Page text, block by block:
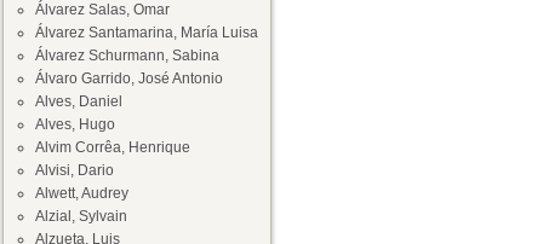
Álvarez Salas, Omar
Álvarez Santamarina, María Luisa
Álvarez Schurmann, Sabina
Álvaro Garrido, José Antonio
Alves, Daniel
Alves, Hugo
Alvim Corrêa, Henrique
Alvisi, Dario
Alwett, Audrey
Alzial, Sylvain
Alzueta, Luis